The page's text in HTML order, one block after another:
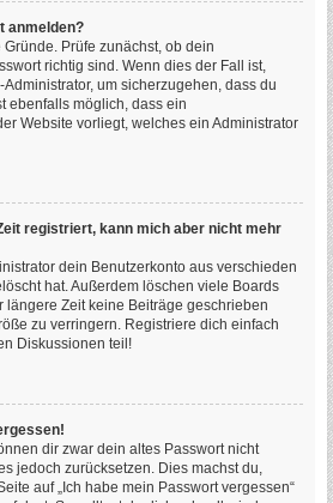
anmelden?
Prüfe zunächst, ob dein
richtig sind. Wenn dies der Fall ist,
um sicherzugehen, dass du
ebenfalls möglich, dass ein
Website vorliegt, welches ein Administrator
registriert, kann mich aber nicht mehr
dein Benutzerkonto aus verschieden
hat. Außerdem löschen viele Boards
längere Zeit keine Beiträge geschrieben
zu verringern. Registriere dich einfach
Diskussionen teil!
dir zwar dein altes Passwort nicht
jedoch zurücksetzen. Dies machst du,
auf „Ich habe mein Passwort vergessen“